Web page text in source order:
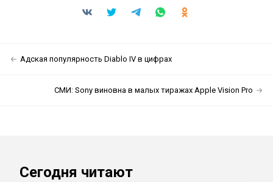
Адская популярность Diablo IV в цифрах
СМИ: Sony виновна в малых тиражах Apple Vision Pro
Сегодня читают